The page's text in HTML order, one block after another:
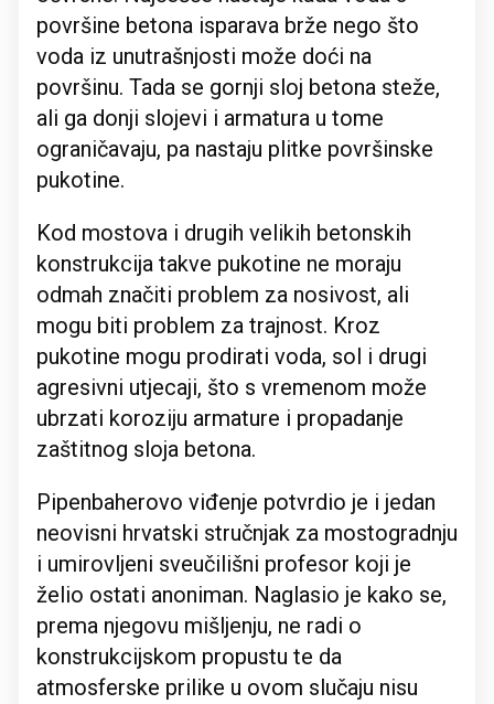
površine betona isparava brže nego što
voda iz unutrašnjosti može doći na
površinu. Tada se gornji sloj betona steže,
ali ga donji slojevi i armatura u tome
ograničavaju, pa nastaju plitke površinske
pukotine.
Kod mostova i drugih velikih betonskih
konstrukcija takve pukotine ne moraju
odmah značiti problem za nosivost, ali
mogu biti problem za trajnost. Kroz
pukotine mogu prodirati voda, sol i drugi
agresivni utjecaji, što s vremenom može
ubrzati koroziju armature i propadanje
zaštitnog sloja betona.
Pipenbaherovo viđenje potvrdio je i jedan
neovisni hrvatski stručnjak za mostogradnju
i umirovljeni sveučilišni profesor koji je
želio ostati anoniman. Naglasio je kako se,
prema njegovu mišljenju, ne radi o
konstrukcijskom propustu te da
atmosferske prilike u ovom slučaju nisu